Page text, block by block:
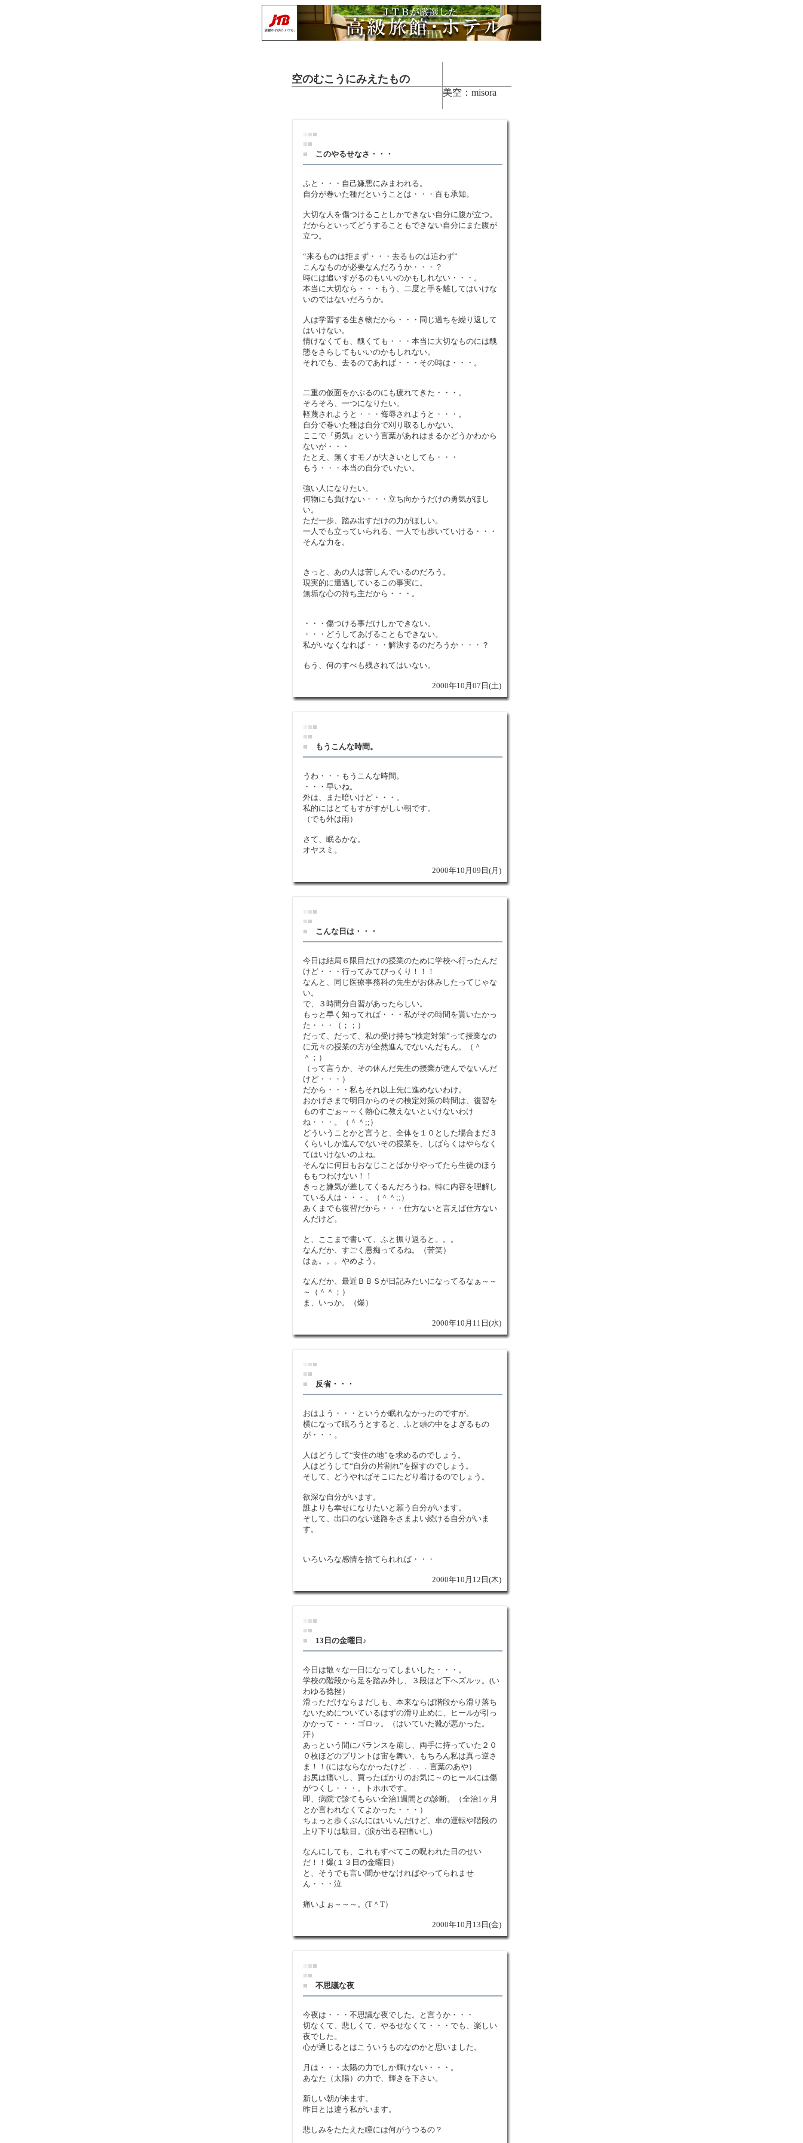
空のむこうにみえたもの
美空：misora
■■
■■
■
このやるせなさ・・・
ふと・・・自己嫌悪にみまわれる。
自分が巻いた種だということは・・・百も承知。
大切な人を傷つけることしかできない自分に腹が立つ。
だからといってどうすることもできない自分にまた腹が
立つ。
“来るものは拒まず・・・去るものは追わず”
こんなものが必要なんだろうか・・・？
時には追いすがるのもいいのかもしれない・・・。
本当に大切なら・・・もう、二度と手を離してはいけな
いのではないだろうか。
人は学習する生き物だから・・・同じ過ちを繰り返して
はいけない。
情けなくても、醜くても・・・本当に大切なものには醜
態をさらしてもいいのかもしれない。
それでも、去るのであれば・・・その時は・・・。
二重の仮面をかぶるのにも疲れてきた・・・。
そろそろ、一つになりたい。
軽蔑されようと・・・侮辱されようと・・・。
自分で巻いた種は自分で刈り取るしかない。
ここで『勇気』という言葉があれはまるかどうかわから
ないが・・・
たとえ、無くすモノが大きいとしても・・・
もう・・・本当の自分でいたい。
強い人になりたい。
何物にも負けない・・・立ち向かうだけの勇気がほし
い。
ただ一歩、踏み出すだけの力がほしい。
一人でも立っていられる、一人でも歩いていける・・・
そんな力を。
きっと、あの人は苦しんでいるのだろう。
現実的に遭遇しているこの事実に。
無垢な心の持ち主だから・・・。
・・・傷つける事だけしかできない。
・・・どうしてあげることもできない。
私がいなくなれば・・・解決するのだろうか・・・？
もう、何のすべも残されてはいない。
2000年10月07日(土)
■■
■■
■
もうこんな時間。
うわ・・・もうこんな時間。
・・・早いね。
外は、また暗いけど・・・。
私的にはとてもすがすがしい朝です。
（でも外は雨）
さて、眠るかな。
オヤスミ。
2000年10月09日(月)
■■
■■
■
こんな日は・・・
今日は結局６限目だけの授業のために学校へ行ったんだ
けど・・・行ってみてびっくり！！！
なんと、同じ医療事務科の先生がお休みしたってじゃな
い。
で、３時間分自習があったらしい。
もっと早く知ってれば・・・私がその時間を貰いたかっ
た・・・（；；）
だって、だって、私の受け持ち“検定対策”って授業なの
に元々の授業の方が全然進んでないんだもん。（＾
＾；）
（って言うか、その休んだ先生の授業が進んでないんだ
けど・・・）
だから・・・私もそれ以上先に進めないわけ。
おかげさまで明日からのその検定対策の時間は、復習を
ものすごぉ～～く熱心に教えないといけないわけ
ね・・・。（＾＾;;）
どういうことかと言うと、全体を１０とした場合まだ３
くらいしか進んでないその授業を、しばらくはやらなく
てはいけないのよね。
そんなに何日もおなじことばかりやってたら生徒のほう
ももつわけない！！
きっと嫌気が差してくるんだろうね。特に内容を理解し
ている人は・・・。（＾＾;;）
あくまでも復習だから・・・仕方ないと言えば仕方ない
んだけど。
と、ここまで書いて、ふと振り返ると。。。
なんだか、すごく愚痴ってるね。（苦笑）
はぁ。。。やめよう。
なんだか、最近ＢＢＳが日記みたいになってるなぁ～～
～（＾＾；）
ま、いっか。（爆）
2000年10月11日(水)
■■
■■
■
反省・・・
おはよう・・・というか眠れなかったのですが。
横になって眠ろうとすると、ふと頭の中をよぎるもの
が・・・。
人はどうして“安住の地”を求めるのでしょう。
人はどうして“自分の片割れ”を探すのでしょう。
そして、どうやればそこにたどり着けるのでしょう。
欲深な自分がいます。
誰よりも幸せになりたいと願う自分がいます。
そして、出口のない迷路をさまよい続ける自分がいま
す。
いろいろな感情を捨てられれば・・・
2000年10月12日(木)
■■
■■
■
13日の金曜日♪
今日は散々な一日になってしまいした・・・。
学校の階段から足を踏み外し、３段ほど下へズルッ。(い
わゆる捻挫）
滑っただけならまだしも、本来ならば階段から滑り落ち
ないためについているはずの滑り止めに、ヒールが引っ
かかって・・・ゴロッ。（はいていた靴が悪かった。
汗）
あっという間にバランスを崩し、両手に持っていた２０
０枚ほどのプリントは宙を舞い、もちろん私は真っ逆さ
ま！！(にはならなかったけど．．．言葉のあや）
お尻は痛いし、買ったばかりのお気に～のヒールには傷
がつくし・・・。トホホです。
即、病院で診てもらい全治1週間との診断。（全治1ヶ月
とか言われなくてよかった・・・）
ちょっと歩くぶんにはいいんだけど、車の運転や階段の
上り下りは駄目。(涙が出る程痛いし)
なんにしても、これもすべてこの呪われた日のせい
だ！！爆(１３日の金曜日）
と、そうでも言い聞かせなければやってられませ
ん・・・泣
痛いよぉ～～～。(T＾T）
2000年10月13日(金)
■■
■■
■
不思議な夜
今夜は・・・不思議な夜でした。と言うか・・・
切なくて、悲しくて、やるせなくて・・・でも、楽しい
夜でした。
心が通じるとはこういうものなのかと思いました。
月は・・・太陽の力でしか輝けない・・・。
あなた（太陽）の力で、輝きを下さい。
新しい朝が来ます。
昨日とは違う私がいます。
悲しみをたたえた瞳には何がうつるの？